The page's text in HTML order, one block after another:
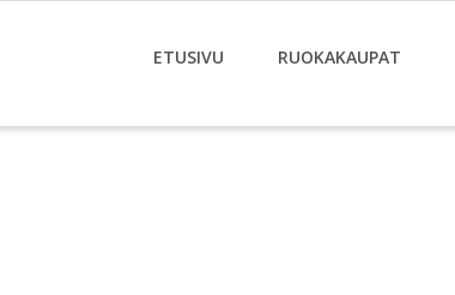
ETUSIVU RUOKAKAUPAT